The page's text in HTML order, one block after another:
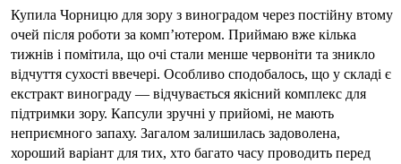
Купила Чорницю для зору з виноградом через постійну втому
очей після роботи за комп’ютером. Приймаю вже кілька
тижнів і помітила, що очі стали менше червоніти та зникло
відчуття сухості ввечері. Особливо сподобалось, що у складі є
екстракт винограду — відчувається якісний комплекс для
підтримки зору. Капсули зручні у прийомі, не мають
неприємного запаху. Загалом залишилась задоволена,
хороший варіант для тих, хто багато часу проводить перед